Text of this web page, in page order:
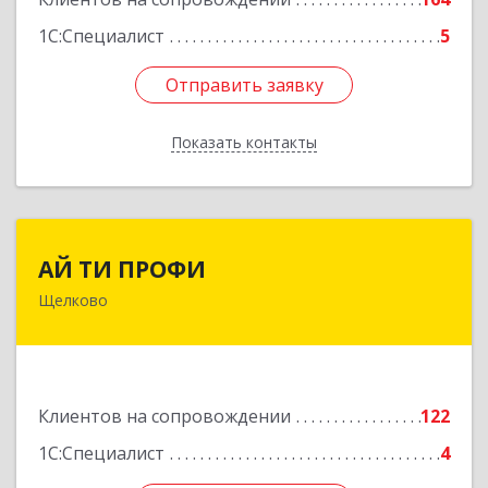
1С:Специалист
5
Отправить заявку
Показать контакты
Отправить заявку
Назад
АЙ ТИ ПРОФИ
Щелково
Клиентов на сопровождении
122
1С:Специалист
4